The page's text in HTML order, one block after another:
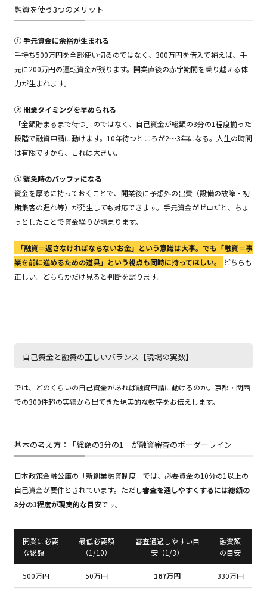
融資を使う3つのメリット
① 手元資金に余裕が生まれる
手持ち500万円を全部使い切るのではなく、300万円を借入で補えば、手
元に200万円の運転資金が残ります。開業直後の赤字期間を乗り越える体
力が生まれます。
② 開業タイミングを早められる
「全額貯まるまで待つ」のではなく、自己資金が総額の3分の1程度揃った
段階で融資申請に動けます。10年待つところが2〜3年になる。人生の時間
は有限ですから、これは大きい。
③ 緊急時のバッファになる
資金を厚めに持っておくことで、開業後に予想外の出費（設備の故障・初
期集客の遅れ等）が発生しても対応できます。手元資金がゼロだと、ちょ
っとしたことで資金繰りが詰まります。
「融資＝返さなければならないお金」という意識は大事。でも「融資＝事
業を前に進めるための道具」という視点も同時に持ってほしい。
どちらも
正しい。どちらかだけ見ると判断を誤ります。
自己資金と融資の正しいバランス【現場の実数】
では、どのくらいの自己資金があれば融資申請に動けるのか。京都・関西
での300件超の実績から出てきた現実的な数字をお伝えします。
基本の考え方：「総額の3分の1」が融資審査のボーダーライン
日本政策金融公庫の「新創業融資制度」では、必要資金の10分の1以上の
自己資金が要件とされています。ただし審査を通しやすくするには総額の
3分の1程度が現実的な目安です。
開業に必要
な総額
最低必要額
（1/10）
審査通過しやすい目
安（1/3）
融資額
の目安
500万円 50万円 167万円 330万円